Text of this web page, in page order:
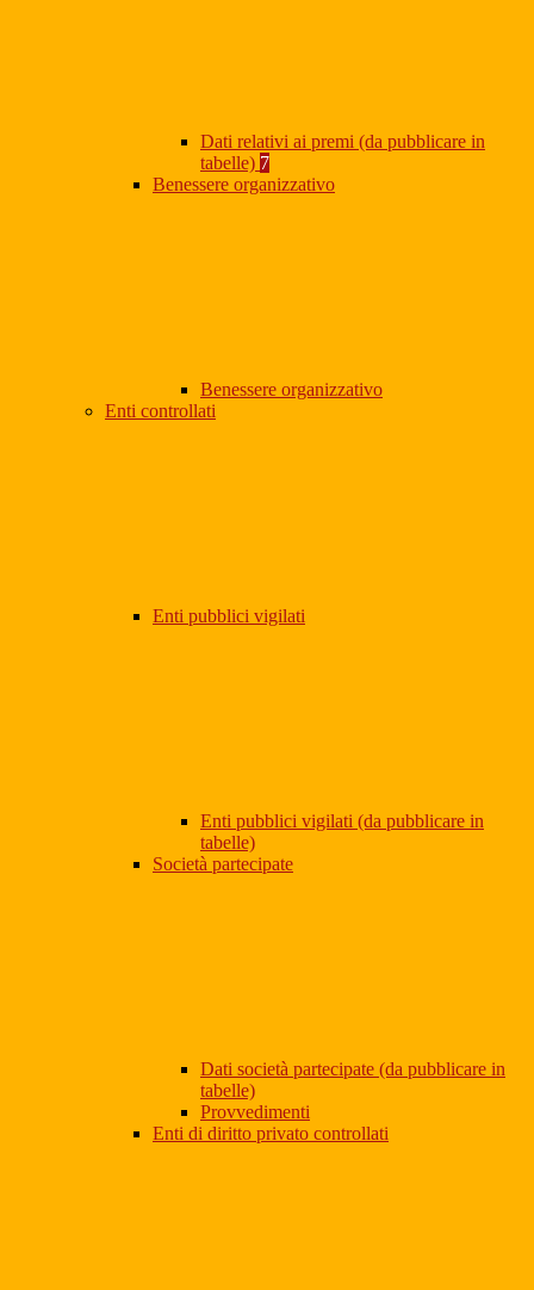
Dati relativi ai premi (da pubblicare in
tabelle) 7
Benessere organizzativo
Benessere organizzativo
Enti controllati
Enti pubblici vigilati
Enti pubblici vigilati (da pubblicare in
tabelle)
Società partecipate
Dati società partecipate (da pubblicare in
tabelle)
Provvedimenti
Enti di diritto privato controllati